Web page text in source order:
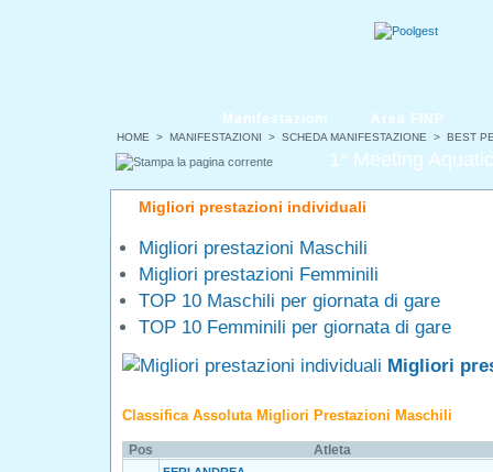
HOME > MANIFESTAZIONI > SCHEDA MANIFESTAZIONE > BEST
Manifestazioni Area FINP
1° Meeting
Migliori prestazioni individuali
Migliori prestazioni Maschili
Migliori prestazioni Femminili
TOP 10 Maschili per giornata di gare
TOP 10 Femminili per giornata di gare
Migliori
Classifica Assoluta Migliori Prestazioni Maschili
Pos Atleta